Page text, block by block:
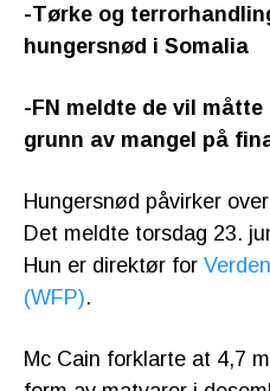
-Tørke og
hungersnød i Somalia
-FN meldte de vil
grunn av mangel på
Hungersnød påvirker
Det meldte torsdag 23.
Hun er direktør for
(WFP).
Mc Cain forklarte at 4,7